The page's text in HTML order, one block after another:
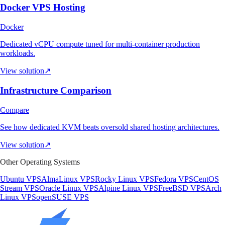
Docker VPS Hosting
Docker
Dedicated vCPU compute tuned for multi-container production
workloads.
View solution↗
Infrastructure Comparison
Compare
See how dedicated KVM beats oversold shared hosting architectures.
View solution↗
Other Operating Systems
Ubuntu VPSAlmaLinux VPSRocky Linux VPSFedora VPSCentOS
Stream VPSOracle Linux VPSAlpine Linux VPSFreeBSD VPSArch
Linux VPSopenSUSE VPS